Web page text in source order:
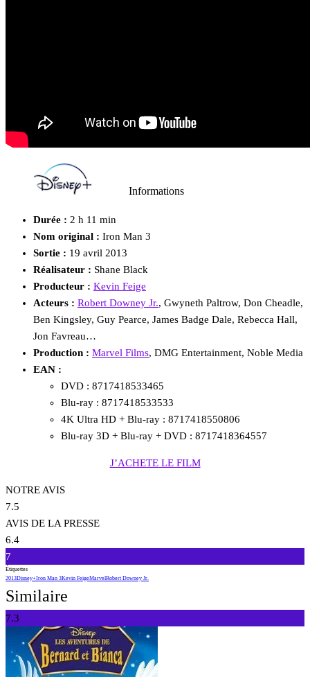
Informations
Durée : 2 h 11 min
Nom original : Iron Man 3
Sortie : 19 avril 2013
Réalisateur : Shane Black
Producteur : Kevin Feige
Acteurs : Robert Downey Jr., Gwyneth Paltrow, Don Cheadle,
Ben Kingsley, Guy Pearce, James Badge Dale, Rebecca Hall,
Jon Favreau…
Production : Marvel Films, DMG Entertainment, Noble Media
EAN :
DVD : 8717418533465
Blu-ray : 8717418533533
4K Ultra HD + Blu-ray : 8717418550806
Blu-ray 3D + Blu-ray + DVD : 8717418364557
J’ACHETE LE FILM
NOTRE AVIS
7.5
AVIS DE LA PRESSE
6.4
7
Étiquettes
2013Disney+Iron Man 3Kevin FeigeMarvelRobert Downey Jr.
Similaire
7.3